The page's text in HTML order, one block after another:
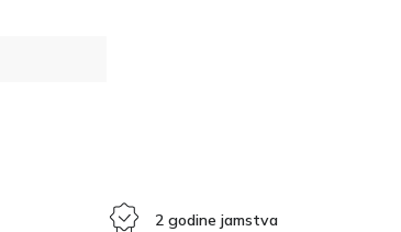
2 godine jamstva